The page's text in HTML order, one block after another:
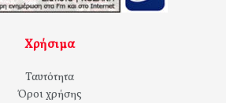
Χρήσιμα
Ταυτότητα
Όροι χρήσης